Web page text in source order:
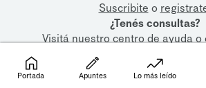
Suscribite o
¿Tenés consultas?
Visitá nuestrocentro de ayudao
Portada Apuntes Lo más leído